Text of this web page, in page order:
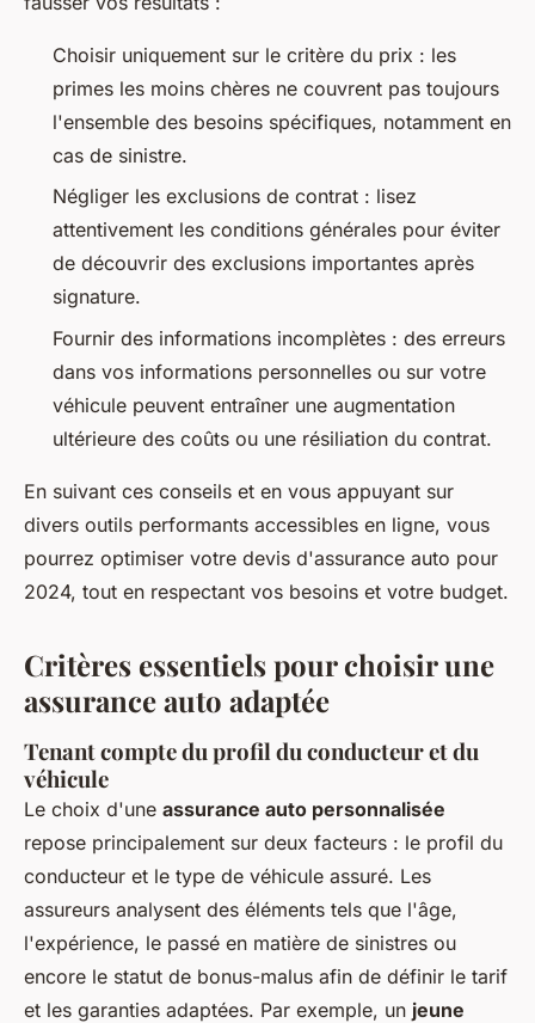
Choisir uniquement sur le critère du prix : les
primes les moins chères ne couvrent pas toujours
l'ensemble des besoins spécifiques, notamment en
cas de sinistre.
Négliger les exclusions de contrat : lisez
attentivement les conditions générales pour éviter
de découvrir des exclusions importantes après
signature.
Fournir des informations incomplètes : des erreurs
dans vos informations personnelles ou sur votre
véhicule peuvent entraîner une augmentation
ultérieure des coûts ou une résiliation du contrat.
En suivant ces conseils et en vous appuyant sur
divers outils performants accessibles en ligne, vous
pourrez optimiser votre devis d'assurance auto pour
2024, tout en respectant vos besoins et votre budget.
Critères essentiels pour choisir une
assurance auto adaptée
Tenant compte du profil du conducteur et du
véhicule
Le choix d'une assurance auto personnalisée
repose principalement sur deux facteurs : le profil du
conducteur et le type de véhicule assuré. Les
assureurs analysent des éléments tels que l'âge,
l'expérience, le passé en matière de sinistres ou
encore le statut de bonus-malus afin de définir le tarif
et les garanties adaptées. Par exemple, un jeune